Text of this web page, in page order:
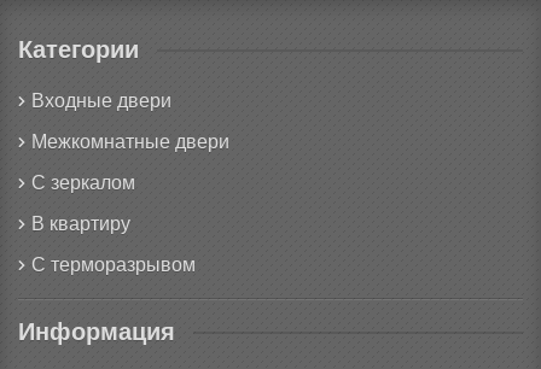
Категории
Входные двери
Межкомнатные двери
С зеркалом
В квартиру
С терморазрывом
Информация